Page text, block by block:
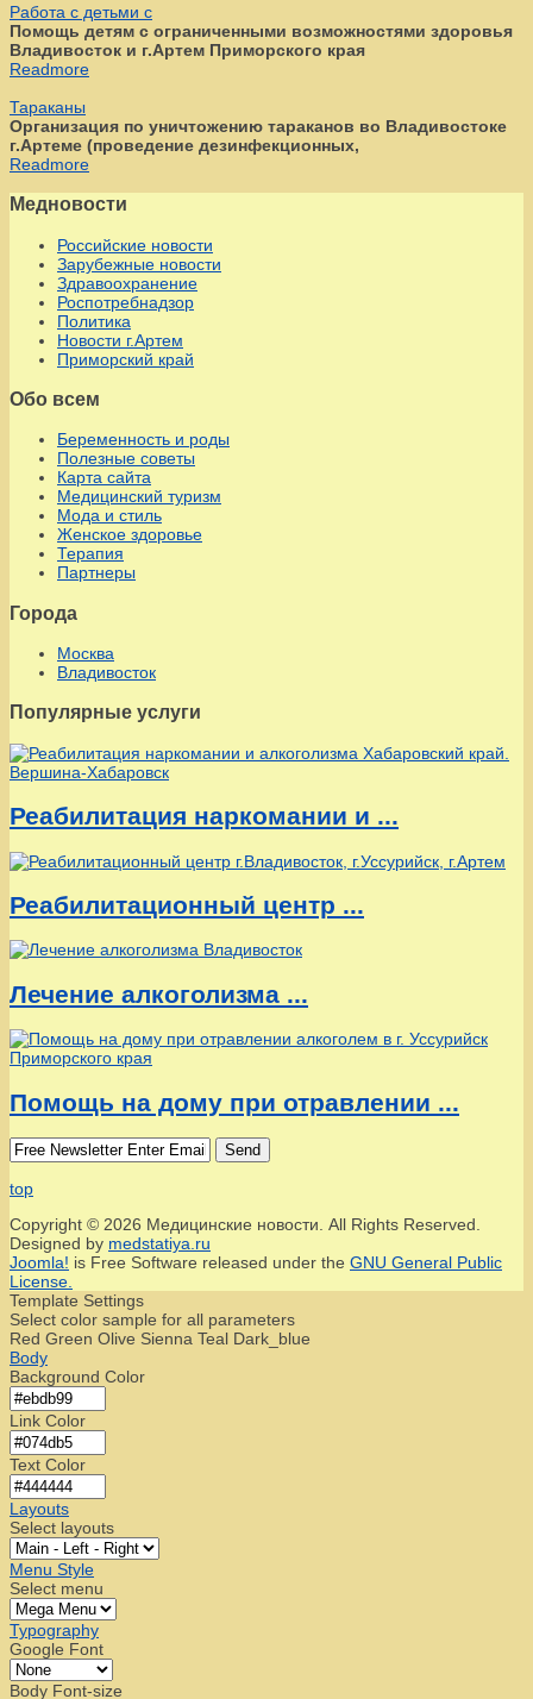
Работа с детьми с
Помощь детям с ограниченными возможностями здоровья
Владивосток и г.Артем Приморского края
Readmore
Тараканы
Организация по уничтожению тараканов во Владивостоке
г.Артеме (проведение дезинфекционных,
Readmore
Медновости
Российские новости
Зарубежные новости
Здравоохранение
Роспотребнадзор
Политика
Новости г.Артем
Приморский край
Обо всем
Беременность и роды
Полезные советы
Карта сайта
Медицинский туризм
Мода и стиль
Женское здоровье
Терапия
Партнеры
Города
Москва
Владивосток
Популярные услуги
Реабилитация наркомании и ...
Реабилитационный центр ...
Лечение алкоголизма ...
Помощь на дому при отравлении ...
Send
top
Copyright © 2026 Медицинские новости. All Rights Reserved.
Designed by medstatiya.ru
Joomla! is Free Software released under the GNU General Public
License.
Template Settings
Select color sample for all parameters
Red Green Olive Sienna Teal Dark_blue
Body
Background Color
Link Color
Text Color
Layouts
Select layouts
Menu Style
Select menu
Typography
Google Font
Body Font-size